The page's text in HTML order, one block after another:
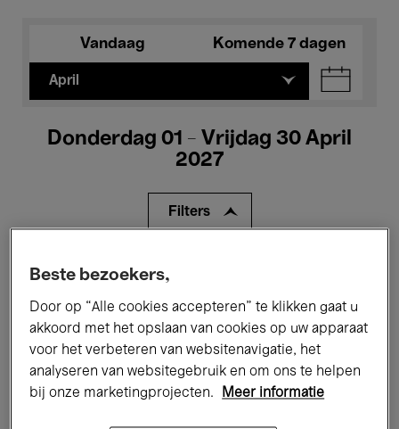
Vandaag Komende 7 dagen
April
Donderdag 01 - Vrijdag 30 April
2027
Filters
Alle evenementen
Tentoonstellingen Films
Performances Lezingen & Debatten
Jazz Klassieke Muziek Global Music
Beste bezoekers,
Door op “Alle cookies accepteren” te klikken gaat u
akkoord met het opslaan van cookies op uw apparaat
voor het verbeteren van websitenavigatie, het
analyseren van websitegebruik en om ons te helpen
bij onze marketingprojecten.
Meer informatie